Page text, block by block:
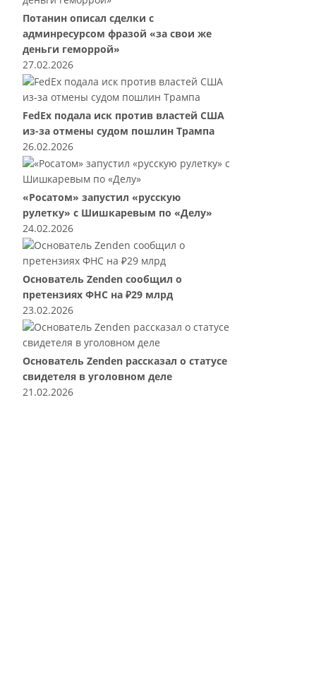
Потанин описал сделки с
админресурсом фразой «за свои же
деньги геморрой»
27.02.2026
FedEx подала иск против властей США
из-за отмены судом пошлин Трампа
26.02.2026
«Росатом» запустил «русскую
рулетку» с Шишкаревым по «Делу»
24.02.2026
Основатель Zenden сообщил о
претензиях ФНС на ₽29 млрд
23.02.2026
Основатель Zenden рассказал о статусе
свидетеля в уголовном деле
21.02.2026